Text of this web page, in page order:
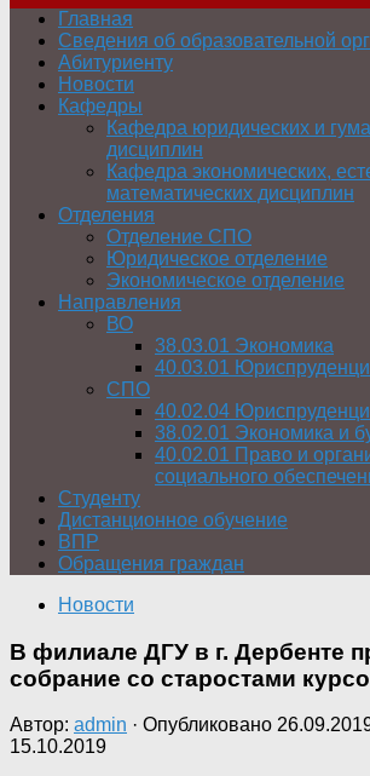
Главная
Сведения об образовательной
Абитуриенту
Новости
Кафедры
Кафедра юридических и
дисциплин
Кафедра экономических,
математических дисциплин
Отделения
Отделение СПО
Юридическое отделение
Экономическое отделение
Направления
ВО
38.03.01 Экономика
40.03.01
СПО
40.02.04
38.02.01 Экономика и
40.02.01 Право и
социального
Студенту
Дистанционное обучение
ВПР
Обращения граждан
Новости
В филиале ДГУ в г. Дербенте
собрание со старостами
Автор: admin · Опубликовано
15.10.2019